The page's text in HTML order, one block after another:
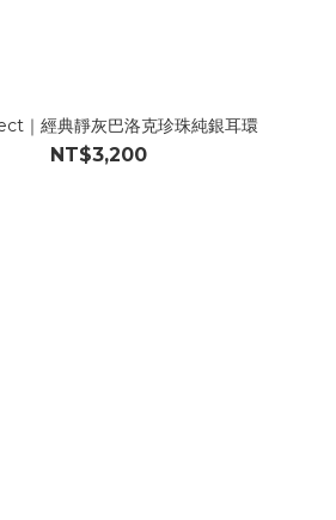
｜經典靜灰巴洛克珍珠純銀耳環
NT$3,200